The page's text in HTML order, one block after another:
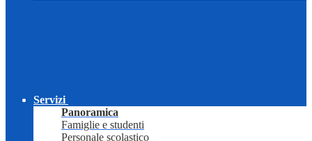
Servizi
Panoramica
Famiglie e studenti
Personale scolastico